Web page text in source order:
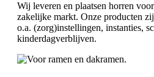
Wij leveren en plaatsen horren
zakelijke markt. Onze producten
o.a. (zorg)instellingen, instanties,
kinderdagverblijven.